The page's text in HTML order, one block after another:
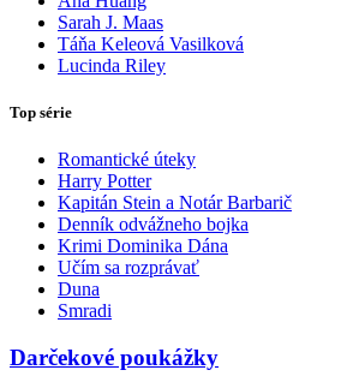
Sarah J. Maas
Táňa Keleová Vasilková
Lucinda Riley
Top série
Romantické úteky
Harry Potter
Kapitán Stein a Notár Barbarič
Denník odvážneho bojka
Krimi Dominika Dána
Učím sa rozprávať
Duna
Smradi
Darčekové poukážky